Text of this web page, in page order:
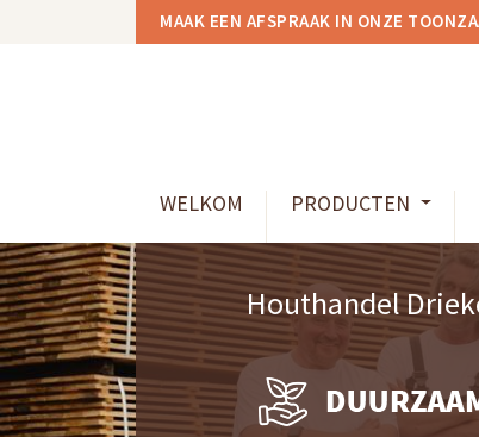
MAAK EEN AFSPRAAK IN ONZE
WELKOM PRODUCTEN
Houthandel